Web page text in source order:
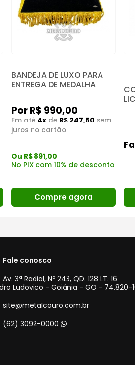
BANDEJA DE LUXO PARA
ENTREGA DE MEDALHA
Por R$ 990,00
Em até 4x de R$ 247,50 sem
juros no cartão
Ou R$ 891,00
No PIX com 10% de desconto
Compre agora
Fale conosco
Av. 3ª Radial, Nº 243, QD. 128 LT. 16
Ludovico - Goiânia - GO - 74.820-
site@metalcouro.com.br
(62) 3092-0000